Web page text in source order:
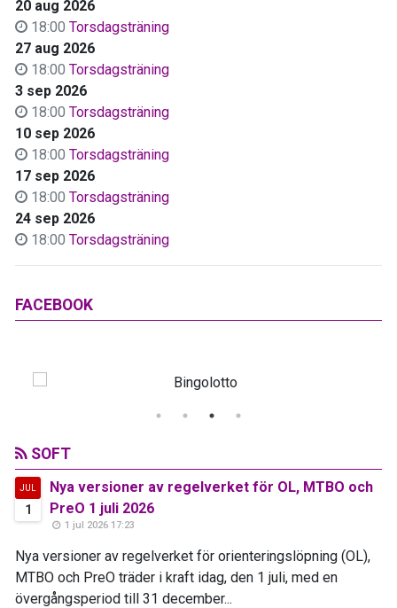
20 aug 2026
18:00 Torsdagsträning
27 aug 2026
18:00 Torsdagsträning
3 sep 2026
18:00 Torsdagsträning
10 sep 2026
18:00 Torsdagsträning
17 sep 2026
18:00 Torsdagsträning
24 sep 2026
18:00 Torsdagsträning
FACEBOOK
SOFT
JUL
1
Nya versioner av regelverket för OL, MTBO och
PreO 1 juli 2026
1 jul 2026 17:23
Nya versioner av regelverket för orienteringslöpning (OL),
MTBO och PreO träder i kraft idag, den 1 juli, med en
övergångsperiod till 31 december...